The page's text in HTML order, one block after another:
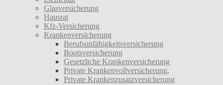
Glasversicherung
Hausrat
Kfz-Versicherung
Krankenversicherung
Berufsunfähigkeitsversicherung
Bootsversicherung
Gesetzliche Krankenversicherung
Private Krankenvollversicherung,
Private Krankenzusatzversicherung